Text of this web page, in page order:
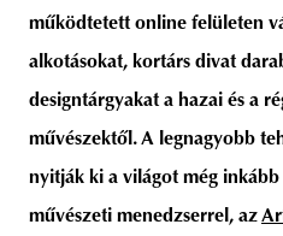
budapest poland
működtetett online felületen
alkotásokat, kortárs divat
designtárgyakat a hazai és a
művészektől. A legnagyobb
nyitják ki a világot még inkább
művészeti menedzserrel, az